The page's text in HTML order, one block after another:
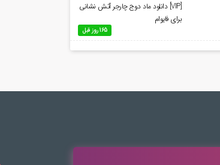
[VIP] دانلود ماد دوج چارجر آتش نشانی
برای فایوام
165 روز قبل